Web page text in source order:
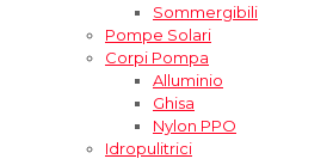
Sommergibili
Pompe Solari
Corpi Pompa
Alluminio
Ghisa
Nylon PPO
Idropulitrici